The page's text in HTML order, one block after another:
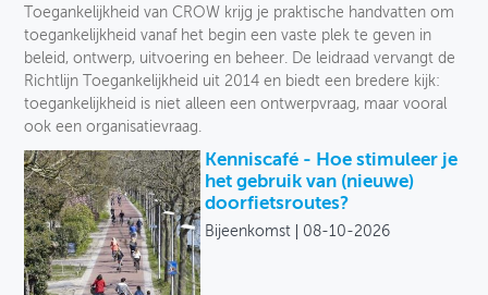
Toegankelijkheid van CROW krijg je praktische handvatten om
toegankelijkheid vanaf het begin een vaste plek te geven in
beleid, ontwerp, uitvoering en beheer. De leidraad vervangt de
Richtlijn Toegankelijkheid uit 2014 en biedt een bredere kijk:
toegankelijkheid is niet alleen een ontwerpvraag, maar vooral
ook een organisatievraag.
Kenniscafé - Hoe stimuleer je
het gebruik van (nieuwe)
doorfietsroutes?
Bijeenkomst 08-10-2026